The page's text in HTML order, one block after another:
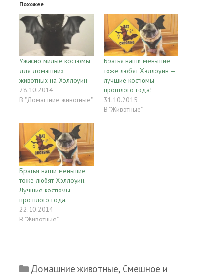
Похожее
Ужасно милые костюмы
для домашних
животных на Хэллоуин
28.10.2014
В "Домашние животные"
Братья наши меньшие
тоже любят Хэллоуин —
лучшие костюмы
прошлого года!
31.10.2015
В "Животные"
Братья наши меньшие
тоже любят Хэллоуин.
Лучшие костюмы
прошлого года.
22.10.2014
В "Животные"
Рубрики
Домашние животные, Смешное и